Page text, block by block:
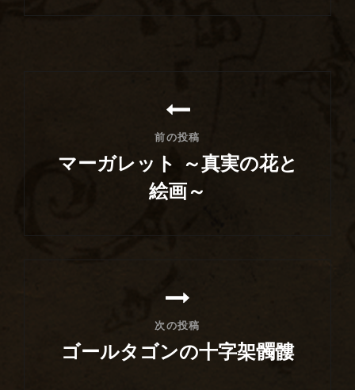
シ
前の投稿
マーガレット ～真実の花と
絵画～
次の投稿
ゴールタゴンの十字架髑髏